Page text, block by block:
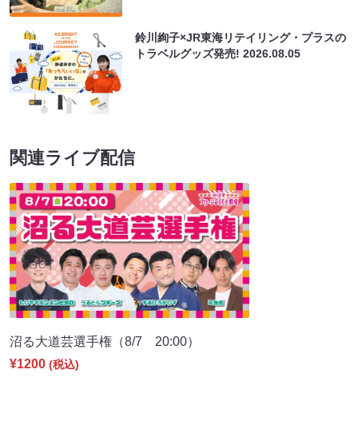
鈴川絢子×JR東海リテイリング・プラスの
トラベルグッズ発売!2026.08.05
関連ライブ配信
沼る大道芸選手権（8/7 20:00）
¥1200 (税込)